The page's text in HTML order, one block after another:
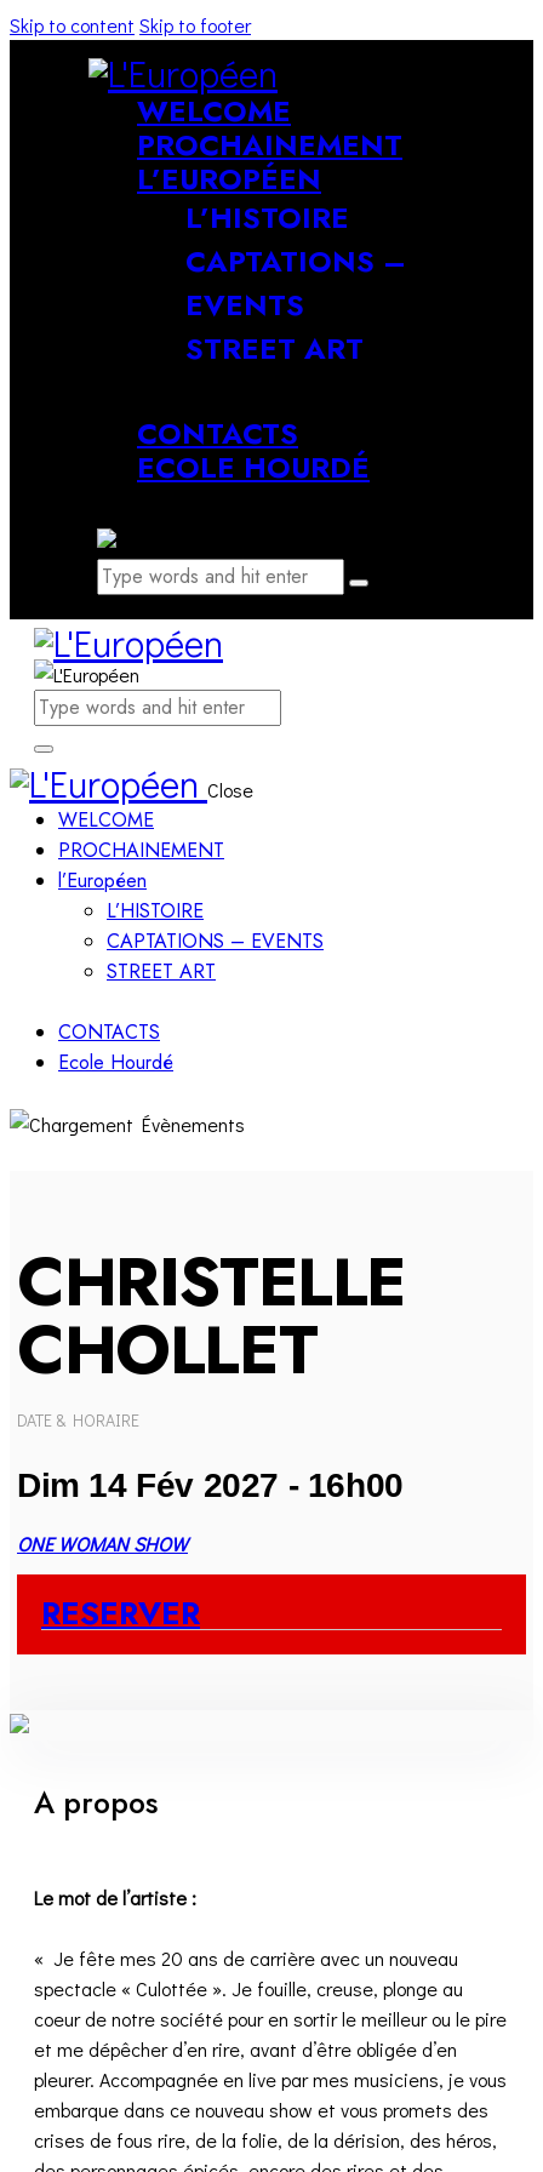
Skip to content Skip to footer
WELCOME
PROCHAINEMENT
L’EUROPÉEN
L’HISTOIRE
CAPTATIONS –
EVENTS
STREET ART
CONTACTS
ECOLE HOURDÉ
Close
WELCOME
PROCHAINEMENT
l’Européen
L’HISTOIRE
CAPTATIONS – EVENTS
STREET ART
CONTACTS
Ecole Hourdé
CHRISTELLE
CHOLLET
DATE & HORAIRE
Dim 14 Fév 2027 - 16h00
ONE WOMAN SHOW
RESERVER
A propos
Le mot de l’artiste :
« Je fête mes 20 ans de carrière avec un nouveau
spectacle « Culottée ». Je fouille, creuse, plonge au
coeur de notre société pour en sortir le meilleur ou le pire
et me dépêcher d’en rire, avant d’être obligée d’en
pleurer. Accompagnée en live par mes musiciens, je vous
embarque dans ce nouveau show et vous promets des
crises de fous rire, de la folie, de la dérision, des héros,